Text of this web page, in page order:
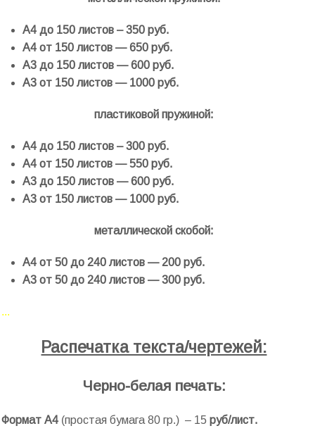
А4 до 150 листов – 350 руб.
А4 от 150 листов — 650 руб.
А3 до 150 листов — 600 руб.
А3 от 150 листов — 1000 руб.
пластиковой пружиной:
А4 до 150 листов – 300 руб.
А4 от 150 листов — 550 руб.
А3 до 150 листов — 600 руб.
А3 от 150 листов — 1000 руб.
металлической скобой:
А4 от 50 до 240 листов — 200 руб.
А3 от 50 до 240 листов — 300 руб.
...
Распечатка текста/чертежей:
Черно-белая печать:
Формат А4 (простая бумага 80 гр.) – 15 руб/лист.